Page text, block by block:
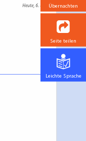
Heute, 6. 8. Übernachten
Seite teilen
Leichte Sprache